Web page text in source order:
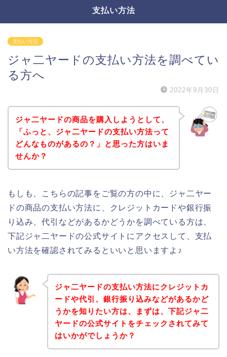
支払い方法
支払い方法
ジャ二ヤードの支払い方法を調べてい
る方へ
2022年9月30日
ジャ二ヤードの商品を購入しようとして、
「ふっと、ジャ二ヤードの支払い方法って
どんなものがあるの？」と思った方はいま
せんか？
もしも、こちらの記事をご覧の方の中に、ジャ二ヤー
ドの商品の支払い方法に、クレジットカードや銀行振
り込み、代引などがあるかどうかを調べている方は、
下記ジャ二ヤードの公式サイトにアクセスして、支払
い方法を確認されてみるといいと思いますよ♪
ジャ二ヤードの支払い方法にクレジットカ
ードや代引、銀行振り込みなどがあるかど
うかを知りたい方は、まずは、下記ジャ二
ヤードの公式サイトをチェックされてみて
はいかがでしょうか？